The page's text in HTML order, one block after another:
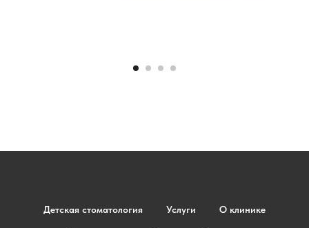
Детская стоматология Услуги О клинике